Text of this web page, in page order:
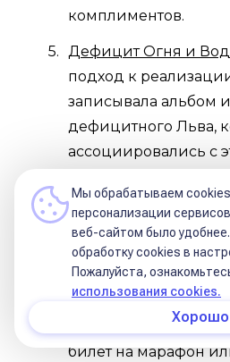
комплиментов.
Дефицит Огня и
подход к
записывала альбом
дефицитного Льва,
ассоциировались с
близкими друзьями
помнит их до сих
заботу о
увлечений (шлем
наколенники для
правильной
билет на марафон
Мы обрабатываем
персонализации
веб-сайтом было
обработку сookies в
Пожалуйста,
использования cookies.
Хорошо